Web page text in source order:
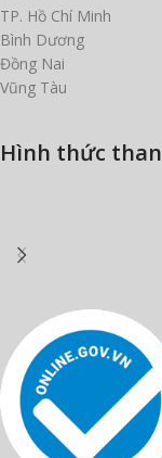
TP. Hồ Chí Minh
Bình Dương
Đồng Nai
Vũng Tàu
Hình thức